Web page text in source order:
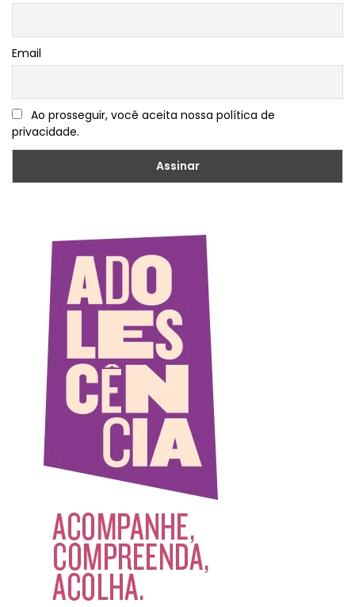
Email
Ao prosseguir, você aceita nossa política de
privacidade.